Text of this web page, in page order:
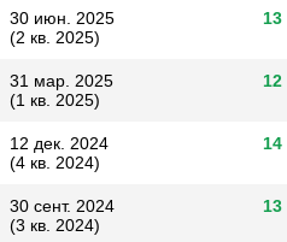
30 июн. 2025
(2 кв. 2025)
13
31 мар. 2025
(1 кв. 2025)
12
12 дек. 2024
(4 кв. 2024)
14
30 сент. 2024
(3 кв. 2024)
13